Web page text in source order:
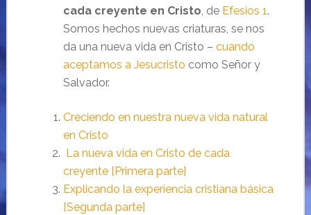
cada creyente en Cristo, de Efesios 1.
Somos hechos nuevas criaturas, se nos
da una nueva vida en Cristo – cuando
aceptamos a Jesucristo como Señor y
Salvador.
Creciendo en nuestra nueva vida natural
en Cristo
La nueva vida en Cristo de cada
creyente [Primera parte]
Explicando la experiencia cristiana básica
[Segunda parte]